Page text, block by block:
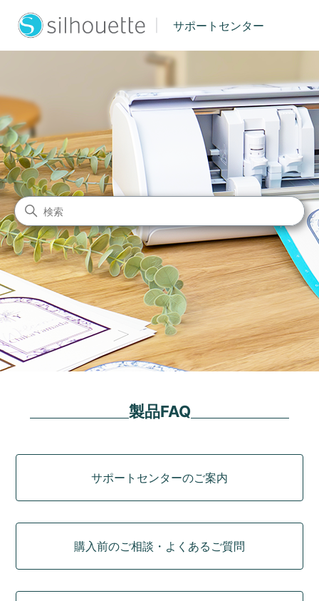
サポートセンター
シルエットジャパン サポート
検索
製品FAQ
サポートセンターのご案内
購入前のご相談・よくあるご質問